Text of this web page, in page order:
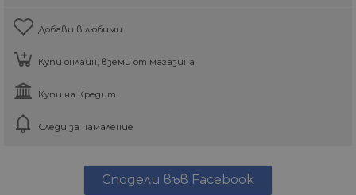
Добави в любими
Купи онлайн, вземи от магазина
Купи на Кредит
Следи за намаление
Сподели във Facebook